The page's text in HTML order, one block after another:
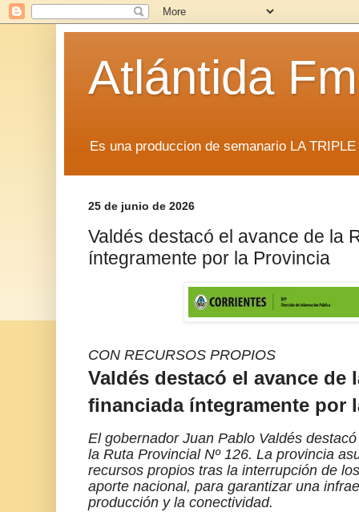
Atlántida
Es una produccion de semanario LA
25 de junio de 2026
Valdés destacó el avance de la
íntegramente por la Provincia
CON RECURSOS PROPIOS
Valdés destacó el avance de
financiada íntegramente por
El gobernador Juan Pablo Valdés
la Ruta Provincial Nº 126. La provincia
recursos propios tras la interrupción de
aporte nacional, para garantizar una
producción y la conectividad.